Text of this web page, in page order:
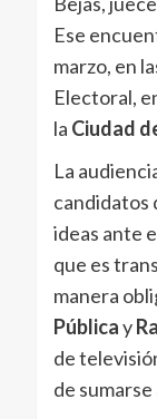
Ese
marzo, en
Electoral,
la Ciudad
La
candidatos
ideas ante
que es
manera
Públicay
de
de